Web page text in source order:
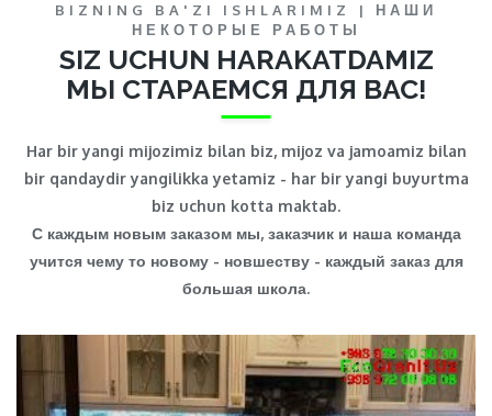
BIZNING BA'ZI ISHLARIMIZ | НАШИ
НЕКОТОРЫЕ РАБОТЫ
SIZ UCHUN HARAKATDAMIZ
МЫ СТАРАЕМСЯ ДЛЯ ВАС!
Har bir yangi mijozimiz bilan biz, mijoz va jamoamiz bilan
bir qandaydir yangilikka yetamiz - har bir yangi buyurtma
biz uchun kotta maktab.
С каждым новым заказом мы, заказчик и наша команда
учится чему то новому - новшеству - каждый заказ для
большая школа.